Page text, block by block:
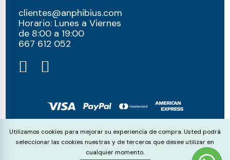
clientes@anphibius.com
Horario: Lunes a Viernes
de 8:00 a 19:00
667 612 052​
© anphibius, 2026
Pago 100% seguros con:
Cookie Consent
Utilizamos cookies para mejorar su experiencia de compra. Usted podrá
seleccionar las cookies nuestras y de terceros que desee utilizar en
cualquier momento.